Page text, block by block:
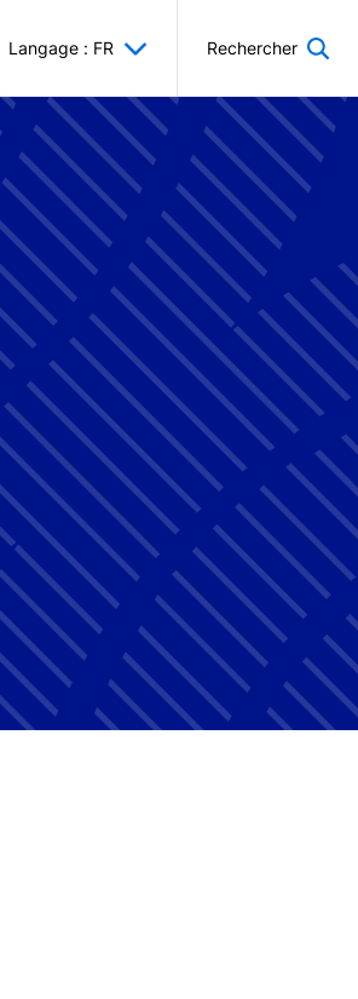
Langage : FR Rechercher